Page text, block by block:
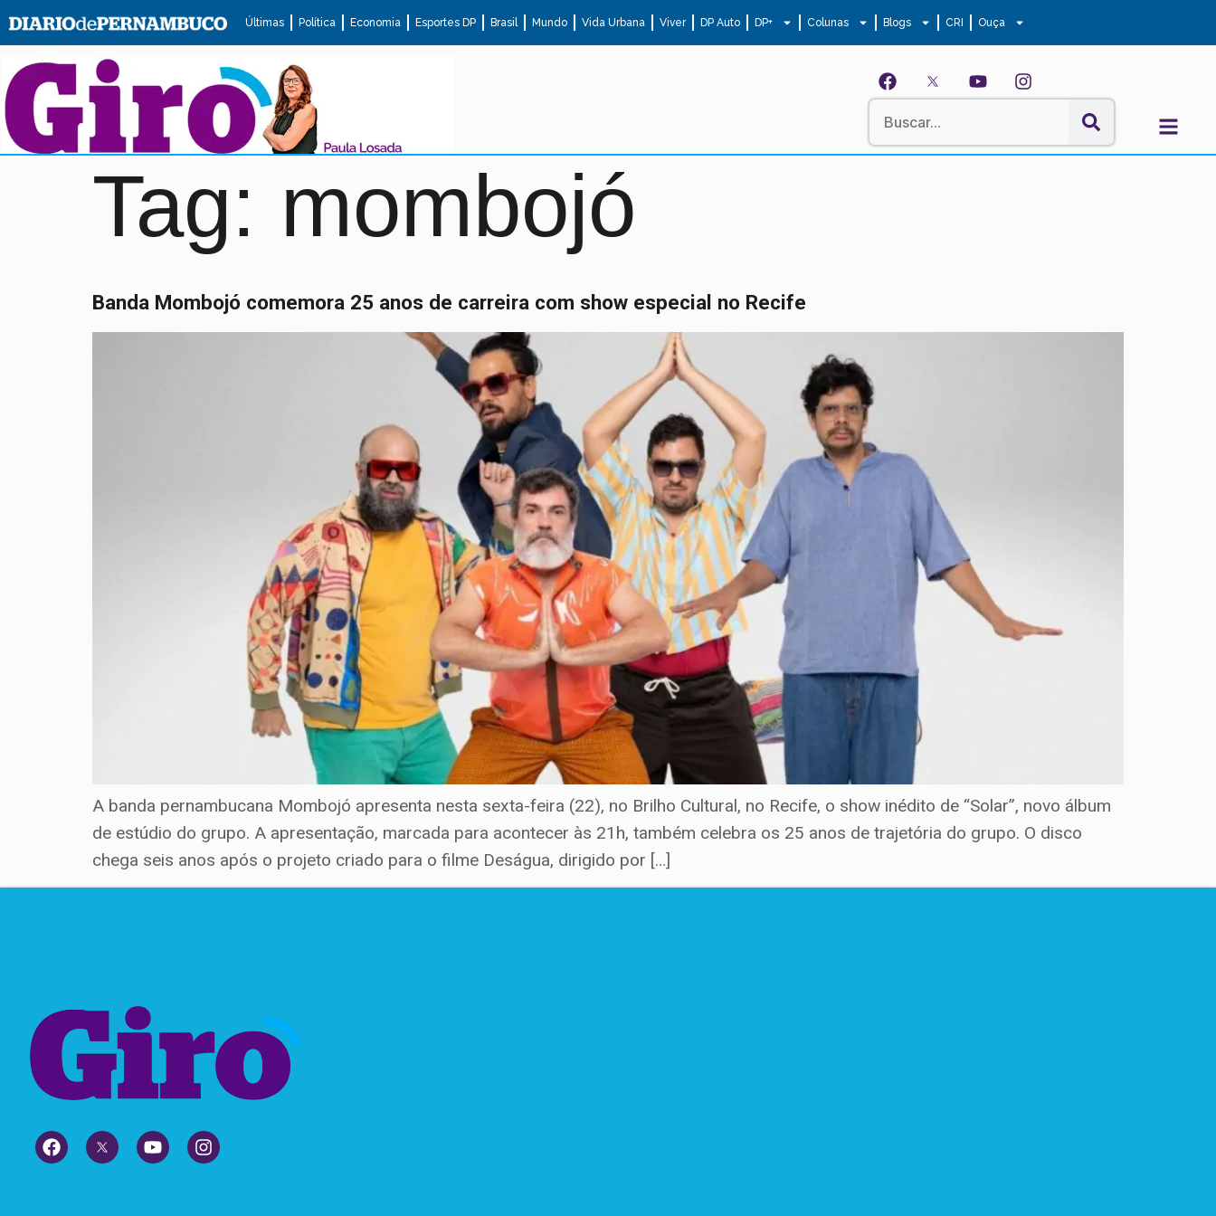
Últimas Política Economia Esportes DP Brasil Mundo Vida Urbana Viver DP Auto DP+ Colunas Blogs CRI Ouça
Tag: mombojó
Banda Mombojó comemora 25 anos de carreira com show especial no Recife
A banda pernambucana Mombojó apresenta nesta sexta-feira (22), no Brilho Cultural, no Recife, o show inédito de “Solar”, novo álbum
de estúdio do grupo. A apresentação, marcada para acontecer às 21h, também celebra os 25 anos de trajetória do grupo. O disco
chega seis anos após o projeto criado para o filme Deságua, dirigido por […]